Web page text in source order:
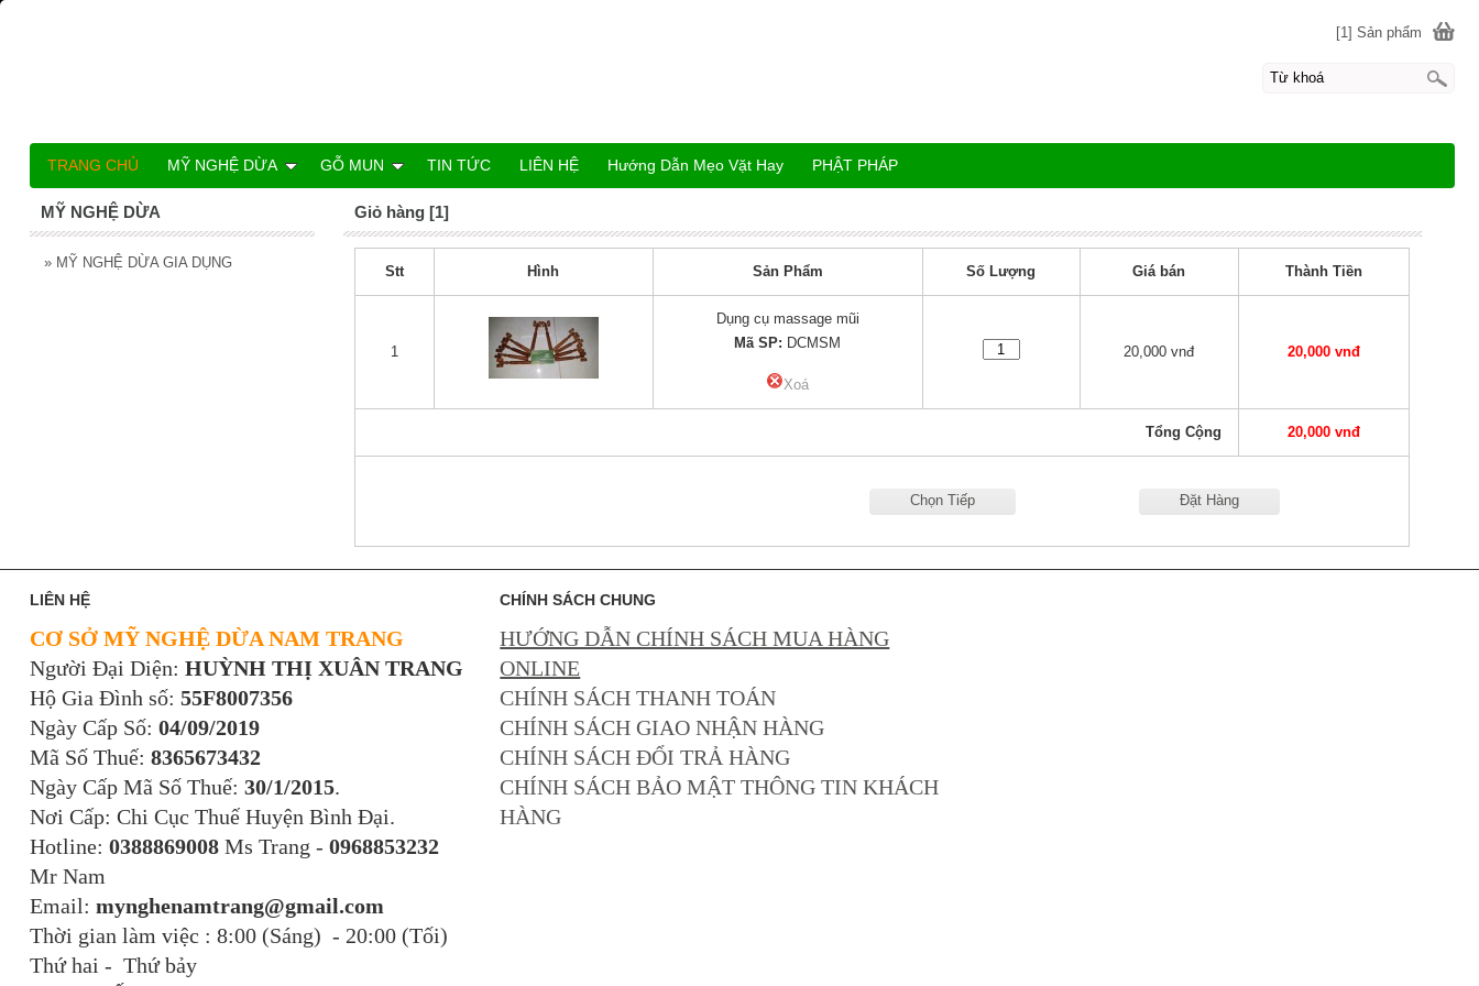
Giỏ hàng [1]
Stt Hình Sản Phẩm Số Lượng Giá bán Thành Tiền
1
Dụng cụ massage mũi
Mã SP: DCMSM
Xoá
20,000 vnđ 20,000 vnđ
Tổng Cộng 20,000 vnđ
Đặt Hàng
Chọn Tiếp
MỸ NGHỆ DỪA
» MỸ NGHỆ DỪA GIA DỤNG
[1] Sản phẩm
TRANG CHỦ MỸ NGHỆ DỪA GỖ MUN TIN TỨC LIÊN HỆ Hướng Dẫn Mẹo Vặt Hay PHẬT PHÁP
LIÊN HỆ
CƠ SỞ MỸ NGHỆ DỪA NAM TRANG
Người Đại Diện: HUỲNH THỊ XUÂN TRANG
Hộ Gia Đình số: 55F8007356
Ngày Cấp Số: 04/09/2019
Mã Số Thuế: 8365673432
Ngày Cấp Mã Số Thuế: 30/1/2015.
Nơi Cấp: Chi Cục Thuế Huyện Bình Đại.
Hotline: 0388869008Ms Trang - 0968853232
Mr Nam
Email: mynghenamtrang@gmail.com
Thời gian làm việc : 8:00 (Sáng) - 20:00 (Tối)
Thứ hai - Thứ bảy
CHÍNH SÁCH CHUNG
HƯỚNG DẪN CHÍNH SÁCH MUA HÀNG
ONLINE
CHÍNH SÁCH THANH TOÁN
CHÍNH SÁCH GIAO NHẬN HÀNG
CHÍNH SÁCH ĐỔI TRẢ HÀNG
CHÍNH SÁCH BẢO MẬT THÔNG TIN KHÁCH
HÀNG